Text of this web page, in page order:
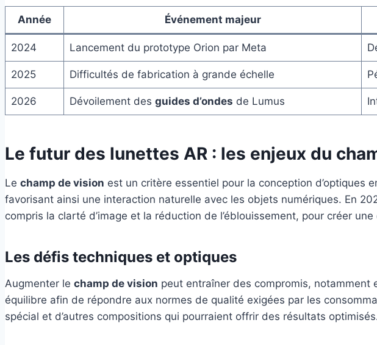
Année Événement majeur
2024 Lancement du prototype Orion par Meta
2025 Difficultés de fabrication à grande échelle
2026 Dévoilement des guides d’ondes de Lumus
Le futur des lunettes AR : les enjeux du
Le champ de vision est un critère essentiel pour la conception d’optiques
favorisant ainsi une interaction naturelle avec les objets numériques. En
compris la clarté d’image et la réduction de l’éblouissement, pour créer
Les défis techniques et optiques
Augmenter le champ de vision peut entraîner des compromis,
équilibre afin de répondre aux normes de qualité exigées par les
spécial et d’autres compositions qui pourraient offrir des résultats